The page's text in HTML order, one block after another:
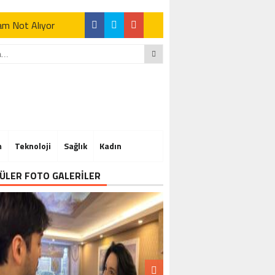
Not Alıyor
Not Alıyor
Teknoloji Sağlık Kadın
FOTO GALERİLER